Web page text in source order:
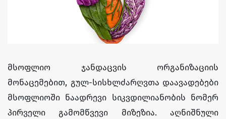
მსოფლიო ჯანდაცვის ორგანიზაციის
მონაცემებით, გულ-სისხლძარღვთა დაავადებები
მსოფლიოში ნაადრევი სიკვდილიანობის ნომერ
პირველი გამომწვევი მიზეზია. აღნიშნული